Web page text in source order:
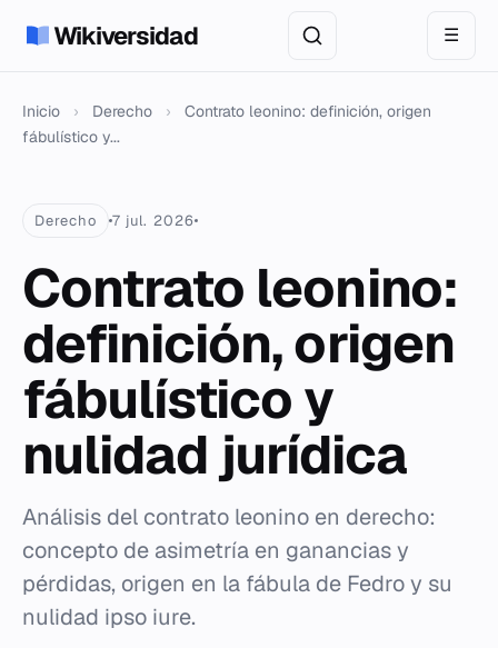
Wikiversidad ☰
Inicio › Derecho ›
Contrato leonino: definición, origen
fábulístico y...
Derecho 7 jul. 2026
Contrato leonino:
definición, origen
fábulístico y
nulidad jurídica
Análisis del contrato leonino en derecho:
concepto de asimetría en ganancias y
pérdidas, origen en la fábula de Fedro y su
nulidad ipso iure.